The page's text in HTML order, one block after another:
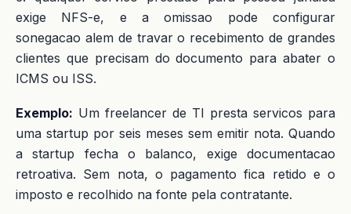
exige NFS-e, e a omissao pode configurar
sonegacao alem de travar o recebimento de grandes
clientes que precisam do documento para abater o
ICMS ou ISS.
Exemplo: Um freelancer de TI presta servicos para
uma startup por seis meses sem emitir nota. Quando
a startup fecha o balanco, exige documentacao
retroativa. Sem nota, o pagamento fica retido e o
imposto e recolhido na fonte pela contratante.